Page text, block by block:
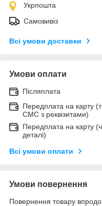
Укрпошта
Самовивіз
Всі умови доставки
Умови оплати
Післяплата
Передплата на карту
СМС з реквізитами)
Передплата на карту
деталі)
Всі умови оплати
Умови повернення
Повернення товару